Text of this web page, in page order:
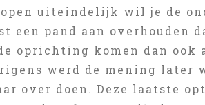
uiteindelijk wil je de
een pand aan overhouden
oprichting komen dan ook
werd de mening later
over doen. Deze laatste